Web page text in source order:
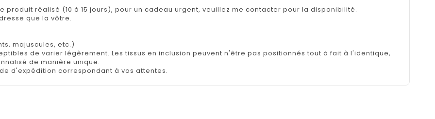
produit réalisé (10 à 15 jours), pour un cadeau urgent, veuillez me contacter pour la disponibilité.
que la vôtre.
majuscules, etc.)
de varier légèrement. Les tissus en inclusion peuvent n'être pas positionnés tout à fait à l'identique,
de manière unique.
d'expédition correspondant à vos attentes.